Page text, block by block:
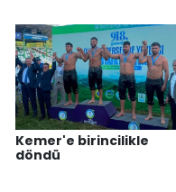
Kemer'e birincilikle
döndü